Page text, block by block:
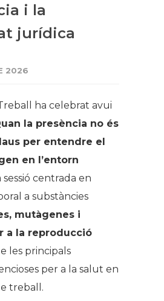
i la
jurídica
2026
ha celebrat avui
la presència no és
per entendre el
en l’entorn
sessió centrada en
a substàncies
mutàgenes i
a la reproducció
les principals
per a la salut en
treball.